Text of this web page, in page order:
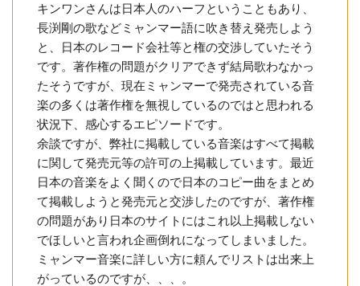
キンワンさんは日本人のハーフということもあり、
長渕剛の歌などミャンマー語に吹き替え発売しよう
と、日本のレコード会社等と権の交渉していたそう
です。著作権の問題がクリアできず結局歌わなかっ
たそうですが、現在ミャンマーで発売されている音
楽の多くは著作権を無視しているのではと思われる
状況下、感心するエピソードです。
余談ですが、弊社に掲載している音楽はすべて掲載
に関して発売元等の許可の上掲載しています。最近
日本の音楽をよく聞くので日本のコピー曲をまとめ
て掲載しようと発売元と交渉したのですが、著作権
の問題があり日本のサイトにはこれ以上掲載しない
でほしいと言われ企画倒れになってしまいました。
ミャンマー音楽に詳しい方に頼んでリストは出来上
がっているのですが、、、。